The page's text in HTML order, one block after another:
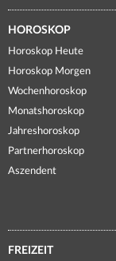
HOROSKOP
Horoskop Heute
Horoskop Morgen
Wochenhoroskop
Monatshoroskop
Jahreshoroskop
Partnerhoroskop
Aszendent
FREIZEIT